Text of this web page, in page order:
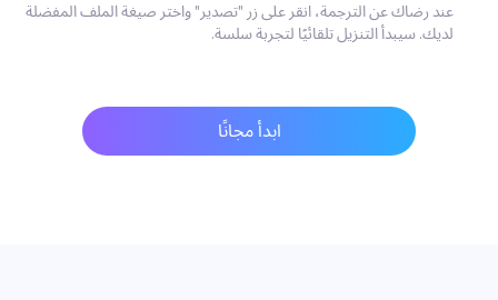
عند رضاك عن الترجمة، انقر على زر "تصدير" واختر صيغة الملف المفضلة
لديك. سيبدأ التنزيل تلقائيًا لتجربة سلسة.
ابدأ مجانًا